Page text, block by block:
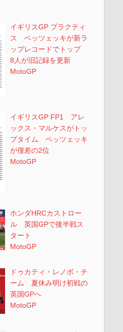
イギリスGP プラクティ
ス ベッツェッキが新ラ
ップレコードでトップ
8人が旧記録を更新
MotoGP
イギリスGP FP1 アレ
ックス・マルケスがトッ
プタイム ベッツェッキ
が僅差の2位
MotoGP
ホンダHRCカストロー
ル 英国GPで後半戦ス
タート
MotoGP
ドゥカティ・レノボ・チ
ーム 夏休み明け初戦の
英国GPへ
MotoGP